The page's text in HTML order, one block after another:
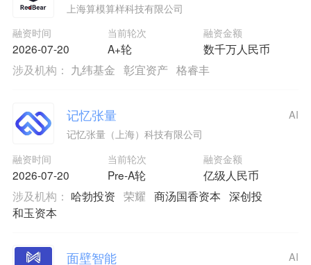
上海算模算样科技有限公司
融资时间
2026-07-20
当前轮次
A+轮
融资金额
数千万人民币
涉及机构： 九纬基金 彰宜资产 格睿丰
记忆张量
记忆张量（上海）科技有限公司
融资时间
2026-07-20
当前轮次
Pre-A轮
融资金额
亿级人民币
AI
涉及机构： 哈勃投资 荣耀 商汤国香资本 深创投
和玉资本
面壁智能 AI